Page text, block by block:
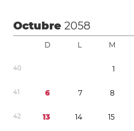
Octubre2058
D L M
40 1
41 6 7 8
42 13 14 15